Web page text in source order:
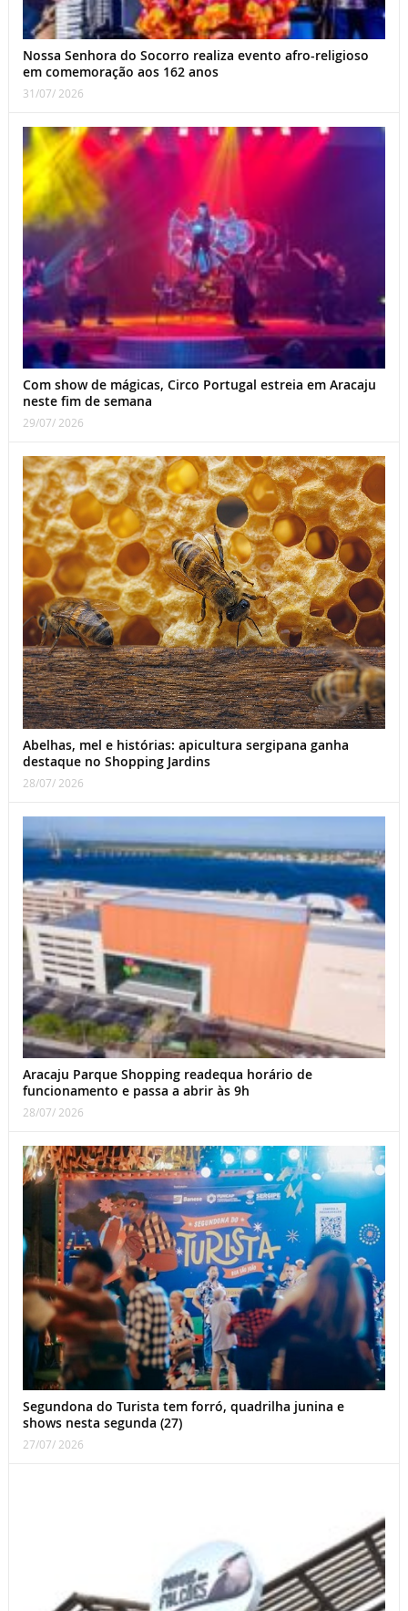
Nossa Senhora do Socorro realiza evento afro-religioso
em comemoração aos 162 anos
31/07/ 2026
Com show de mágicas, Circo Portugal estreia em Aracaju
neste fim de semana
29/07/ 2026
Abelhas, mel e histórias: apicultura sergipana ganha
destaque no Shopping Jardins
28/07/ 2026
Aracaju Parque Shopping readequa horário de
funcionamento e passa a abrir às 9h
28/07/ 2026
Segundona do Turista tem forró, quadrilha junina e
shows nesta segunda (27)
27/07/ 2026